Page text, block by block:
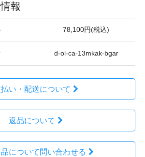
報
78,100円(税込)
d-ol-ca-13mkak-bgar
い・配送について
返品について
について問い合わせる